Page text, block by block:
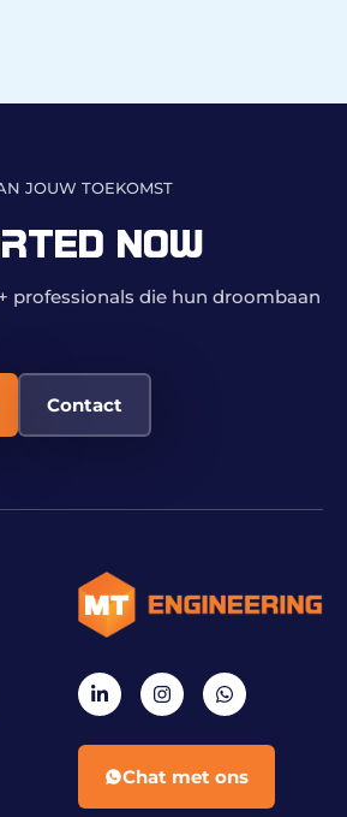
JOUW TOEKOMST
NOW
professionals die hun droombaan
Contact
Chat met ons